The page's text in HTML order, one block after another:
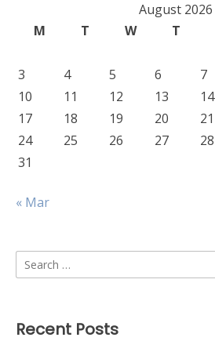
August 2026
M
T W T
3
4 5 6 7
10
11 12 13 14
17
18 19 20 21
24
25 26 27 28
31
« Mar
Search
for:
Recent Posts